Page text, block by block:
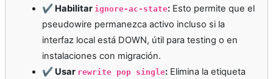
✔️ Habilitar ignore-ac-state: Esto permite que el
pseudowire permanezca activo incluso si la
interfaz local está DOWN, útil para testing o en
instalaciones con migración.
✔️ Usar rewrite pop single: Elimina la etiqueta